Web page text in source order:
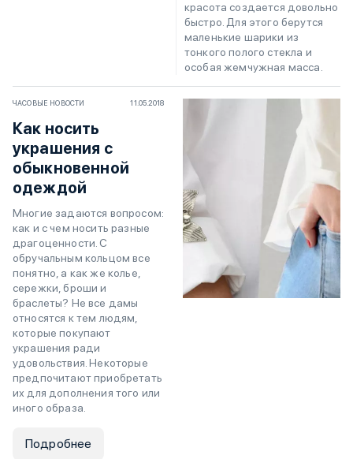
красота создается довольно
быстро. Для этого берутся
маленькие шарики из
тонкого полого стекла и
особая жемчужная масса.
ЧАСОВЫЕ НОВОСТИ 11.05.2018
Как носить
украшения с
обыкновенной
одеждой
Многие задаются вопросом:
как и с чем носить разные
драгоценности. С
обручальным кольцом все
понятно, а как же колье,
сережки, броши и
браслеты? Не все дамы
относятся к тем людям,
которые покупают
украшения ради
удовольствия. Некоторые
предпочитают приобретать
их для дополнения того или
иного образа.
Подробнее